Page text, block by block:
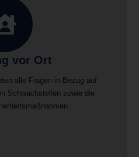
vor Ort
alle Fragen in Bezug auf
Schwachstellen sowie die